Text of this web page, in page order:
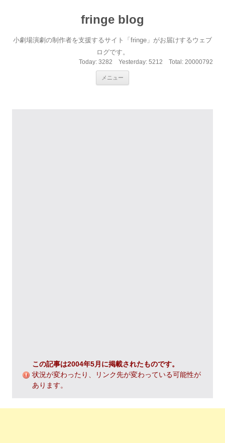
fringe blog
小劇場演劇の制作者を支援するサイト「fringe」がお届けするウェブ
ログです。
Today: 3282 Yesterday: 5212 Total: 20000792
メニュー
この記事は2004年5月に掲載されたものです。
状況が変わったり、リンク先が変わっている可能性が
あります。